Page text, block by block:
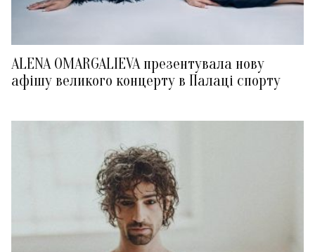
ALENA OMARGALIEVA презентувала нову
афішу великого концерту в Палаці спорту